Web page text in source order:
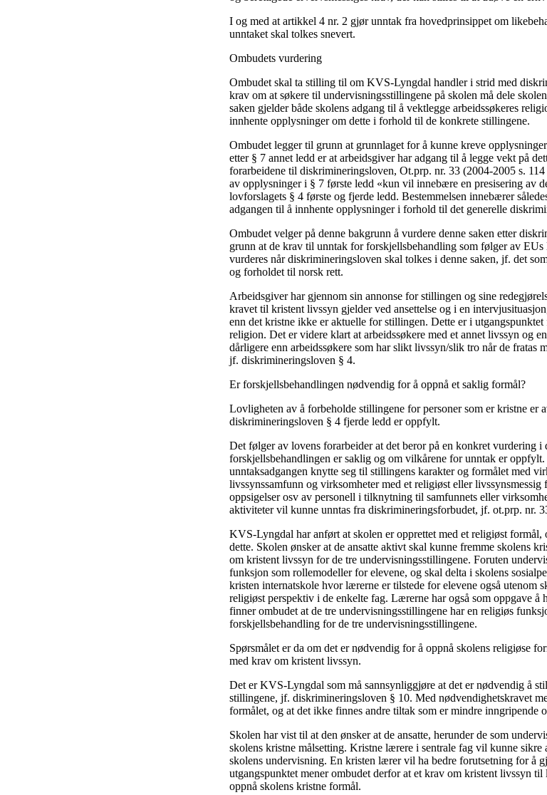
I og med at artikkel 4 nr. 2 gjør unntak fra hovedprinsippet om
unntaket skal tolkes snevert.
Ombudets vurdering
Ombudet skal ta stilling til om KVS-Lyngdal handler i strid med
krav om at søkere til undervisningsstillingene på skolen må dele
saken gjelder både skolens adgang til å vektlegge arbeidssøkeres
innhente opplysninger om dette i forhold til de konkrete stillingene.
Ombudet legger til grunn at grunnlaget for å kunne kreve
etter § 7 annet ledd er at arbeidsgiver har adgang til å legge vekt på
forarbeidene til diskrimineringsloven, Ot.prp. nr. 33 (2004-2005 s.
av opplysninger i § 7 første ledd «kun vil innebære en presisering av
lovforslagets § 4 første og fjerde ledd. Bestemmelsen innebærer
adgangen til å innhente opplysninger i forhold til det generelle
Ombudet velger på denne bakgrunn å vurdere denne saken etter
grunn at de krav til unntak for forskjellsbehandling som følger av
vurderes når diskrimineringsloven skal tolkes i denne saken, jf. det
og forholdet til norsk rett.
Arbeidsgiver har gjennom sin annonse for stillingen og sine
kravet til kristent livssyn gjelder ved ansettelse og i en
enn det kristne ikke er aktuelle for stillingen. Dette er i
religion. Det er videre klart at arbeidssøkere med et annet livssyn og
dårligere enn arbeidssøkere som har slikt livssyn/slik tro når de fratas
jf. diskrimineringsloven § 4.
Er forskjellsbehandlingen nødvendig for å oppnå et saklig formål?
Lovligheten av å forbeholde stillingene for personer som er kristne er
diskrimineringsloven § 4 fjerde ledd er oppfylt.
Det følger av lovens forarbeider at det beror på en konkret vurdering
forskjellsbehandlingen er saklig og om vilkårene for unntak er
unntaksadgangen knytte seg til stillingens karakter og formålet med
livssynssamfunn og virksomheter med et religiøst eller livssynsmessig
oppsigelser osv av personell i tilknytning til samfunnets eller
aktiviteter vil kunne unntas fra diskrimineringsforbudet, jf. ot.prp. nr.
KVS-Lyngdal har anført at skolen er opprettet med et religiøst formål,
dette. Skolen ønsker at de ansatte aktivt skal kunne fremme skolens
om kristent livssyn for de tre undervisningsstillingene. Foruten
funksjon som rollemodeller for elevene, og skal delta i skolens
kristen internatskole hvor lærerne er tilstede for elevene også utenom
religiøst perspektiv i de enkelte fag. Lærerne har også som oppgave å
finner ombudet at de tre undervisningsstillingene har en religiøs
forskjellsbehandling for de tre undervisningsstillingene.
Spørsmålet er da om det er nødvendig for å oppnå skolens religiøse
med krav om kristent livssyn.
Det er KVS-Lyngdal som må sannsynliggjøre at det er nødvendig å
stillingene, jf. diskrimineringsloven § 10. Med nødvendighetskravet
formålet, og at det ikke finnes andre tiltak som er mindre inngripende
Skolen har vist til at den ønsker at de ansatte, herunder de som
skolens kristne målsetting. Kristne lærere i sentrale fag vil kunne sikre
skolens undervisning. En kristen lærer vil ha bedre forutsetning for å
utgangspunktet mener ombudet derfor at et krav om kristent livssyn
oppnå skolens kristne formål.